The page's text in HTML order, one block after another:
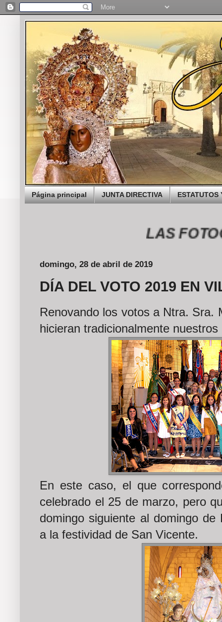
Página principal JUNTA DIRECTIVA ESTATUTOS
LAS
domingo, 28 de abril de 2019
DÍA DEL VOTO 2019 EN
Renovando los votos a Ntra. Sra.
hicieran tradicionalmente
En este caso, el que
celebrado el 25 de marzo, pero
domingo siguiente al domingo
a la festividad de San Vicente.